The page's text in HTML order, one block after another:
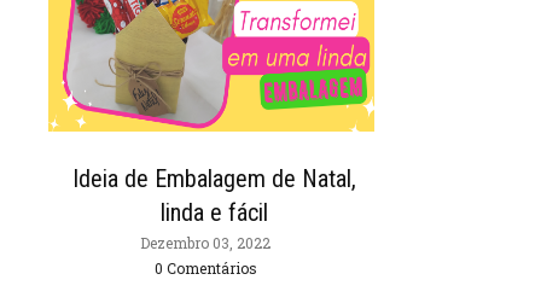
Ideia de Embalagem de Natal,
linda e fácil
Dezembro 03, 2022
0 Comentários